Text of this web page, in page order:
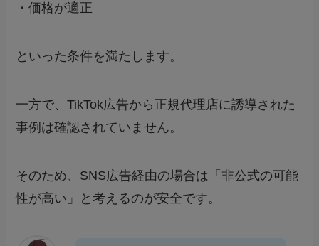
・価格が適正
といった条件を満たします。
一方で、TikTok広告から正規代理店に誘導された
事例は確認されていません。
そのため、SNS広告経由の場合は「非公式の可能
性が高い」と考えるのが安全です。